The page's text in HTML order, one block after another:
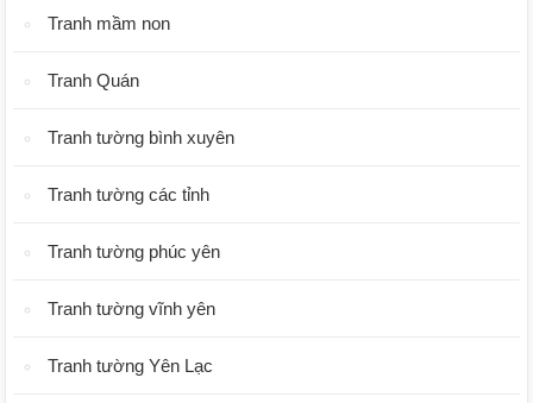
Tranh mầm non
Tranh Quán
Tranh tường bình xuyên
Tranh tường các tỉnh
Tranh tường phúc yên
Tranh tường vĩnh yên
Tranh tường Yên Lạc